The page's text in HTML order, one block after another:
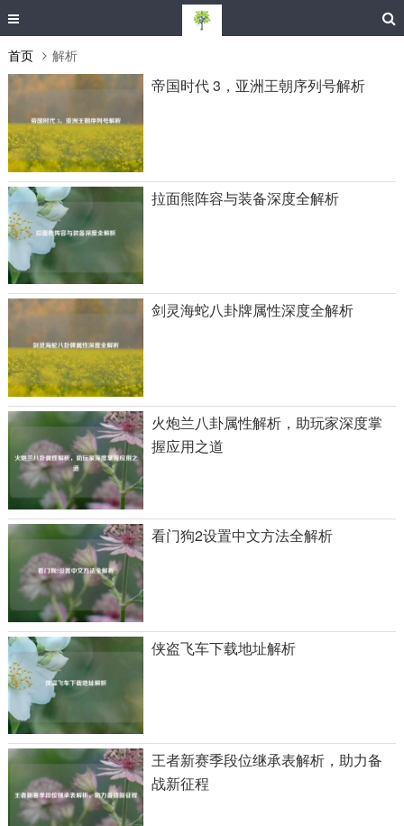
首页 解析
帝国时代 3，亚洲王朝序列号解析
拉面熊阵容与装备深度全解析
剑灵海蛇八卦牌属性深度全解析
火炮兰八卦属性解析，助玩家深度掌
握应用之道
看门狗2设置中文方法全解析
侠盗飞车下载地址解析
王者新赛季段位继承表解析，助力备
战新征程